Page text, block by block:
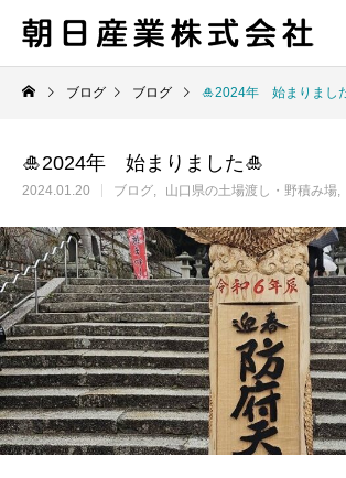
ブログ ブログ 🎍2024年 始まりまし
🎍2024年 始まりました🎍
2024.01.20 ブログ 山口県の土場渡し・野積み場